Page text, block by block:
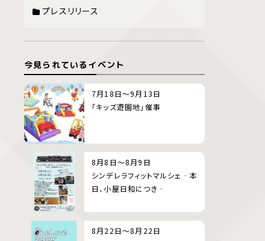
プレスリリース
今見られているイベント
7月18日～9月13日
「キッズ遊園地」催事
8月8日～8月9日
シンデレラフィットマルシェ‐本
日、小屋日和につき‐
8月22日～8月22日